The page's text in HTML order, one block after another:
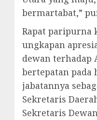
bermartabat,”
Rapat
ungkapan
dewan terhadap
bertepatan
jabatannya
Sekretaris
Sekretaris